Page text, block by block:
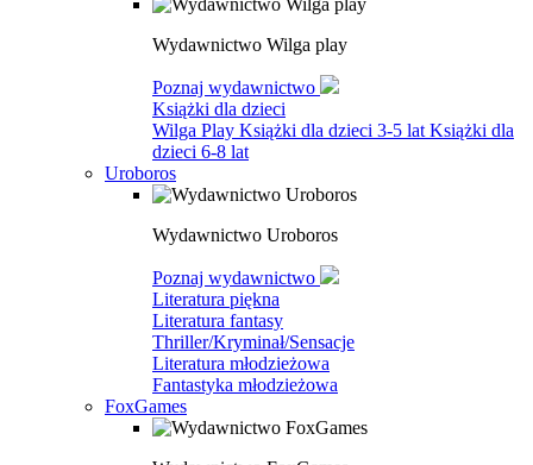
Wydawnictwo Wilga play
Poznaj wydawnictwo
Książki dla dzieci
Wilga Play Książki dla dzieci 3-5 lat Książki dla
dzieci 6-8 lat
Uroboros
Wydawnictwo Uroboros
Poznaj wydawnictwo
Literatura piękna
Literatura fantasy
Thriller/Kryminał/Sensacje
Literatura młodzieżowa
Fantastyka młodzieżowa
FoxGames